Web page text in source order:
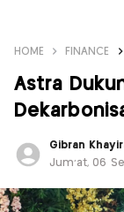
HOME FINANCE
Astra
Gibran
Jum'at, 06